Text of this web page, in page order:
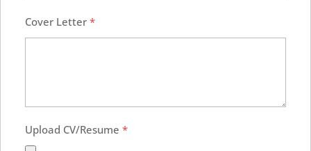
Cover Letter *
Upload CV/Resume *